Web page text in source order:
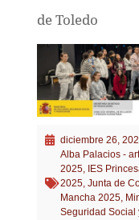
de Toledo
diciembre 26,
Alba Palacios -
2025, IES
2025, Junta de
Mancha 2025,
Seguridad Social